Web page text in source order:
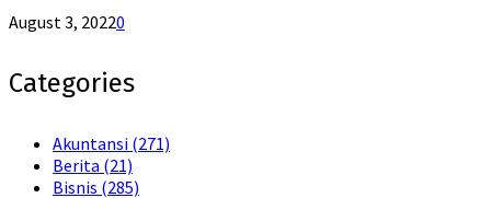
August 3, 20220
Categories
Akuntansi (271)
Berita (21)
Bisnis (285)